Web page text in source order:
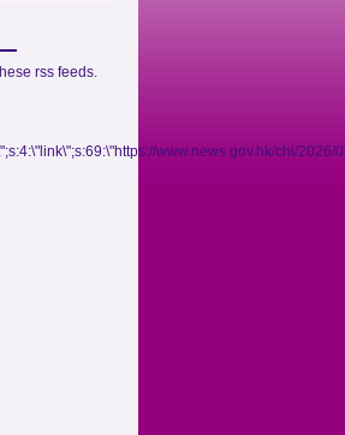
rss feeds.
www.news.gov.hk/chi/